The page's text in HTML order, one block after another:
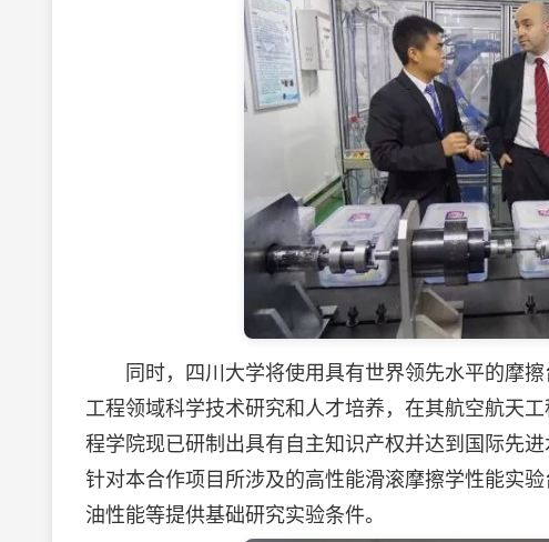
同时，四川大学将使用具有世界领先水平的摩擦
工程领域科学技术研究和人才培养，在其航空航天
程学院现已研制出具有自主知识产权并达到国际先
针对本合作项目所涉及的高性能滑滚摩擦学性能实
油性能等提供基础研究实验条件。